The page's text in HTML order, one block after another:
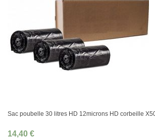
Sac poubelle 30 litres HD 12microns HD corbeille
14,40 €